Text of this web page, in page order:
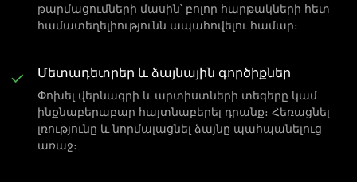
թարմացումների մասին՝ բոլոր հարթակների հետ
համատեղելիությունն ապահովելու համար։
✓ Մետադետրեր և ձայնային գործիքներ
Փոխել վերնագրի և արտիստների տեգերը կամ
ինքնաբերաբար հայտնաբերել դրանք։ Հեռացնել
լռությունը և նորմալացնել ձայնը պահպանելուց
առաջ։